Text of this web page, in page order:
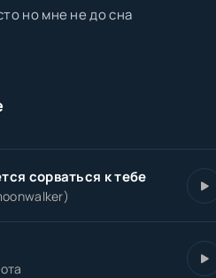
но мне не до сна
сорваться к тебе